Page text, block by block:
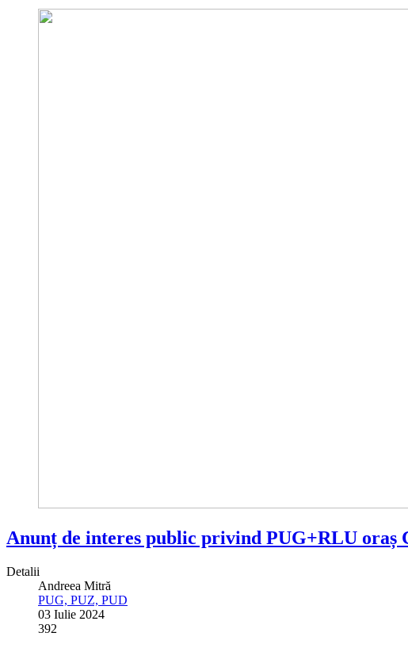
Anunț de interes public privind PUG+RLU oraș
Detalii
Andreea Mitră
PUG, PUZ, PUD
03 Iulie 2024
392